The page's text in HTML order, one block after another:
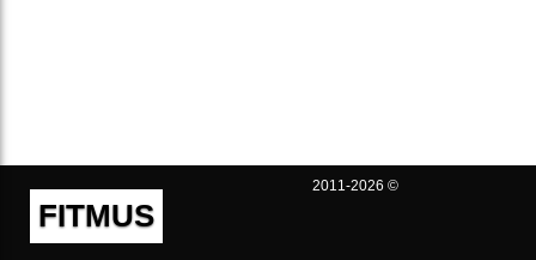
FITMUS
2011-2026 ©